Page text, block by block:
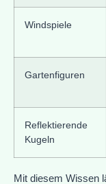
Windspiele
Gartenfiguren
Reflektierende
Kugeln
Mit diesem Wissen